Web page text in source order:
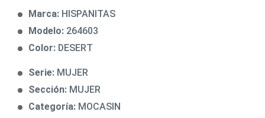
Marca: HISPANITAS
Modelo: 264603
Color: DESERT
Serie: MUJER
Sección: MUJER
Categoría: MOCASIN